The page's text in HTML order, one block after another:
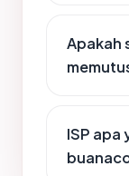
Apakah
ISP apa